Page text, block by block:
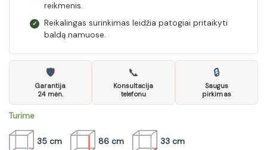
reikmenis.
✓
Reikalingas surinkimas leidžia patogiai pritaikyti
baldą namuose.
🛡
Garantija
24 mėn.
📞
Konsultacija
telefonu
🔒
Saugus
pirkimas
Turime
35 cm 86 cm 33 cm